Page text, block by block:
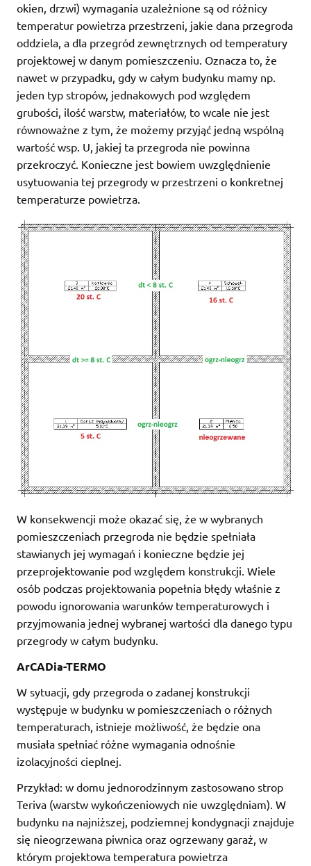
okien, drzwi) wymagania uzależnione są od różnicy
temperatur powietrza przestrzeni, jakie dana przegroda
oddziela, a dla przegród zewnętrznych od temperatury
projektowej w danym pomieszczeniu. Oznacza to, że
nawet w przypadku, gdy w całym budynku mamy np.
jeden typ stropów, jednakowych pod względem
grubości, ilość warstw, materiałów, to wcale nie jest
równoważne z tym, że możemy przyjąć jedną wspólną
wartość wsp. U, jakiej ta przegroda nie powinna
przekroczyć. Konieczne jest bowiem uwzględnienie
usytuowania tej przegrody w przestrzeni o konkretnej
temperaturze powietrza.
W konsekwencji może okazać się, że w wybranych
pomieszczeniach przegroda nie będzie spełniała
stawianych jej wymagań i konieczne będzie jej
przeprojektowanie pod względem konstrukcji. Wiele
osób podczas projektowania popełnia błędy właśnie z
powodu ignorowania warunków temperaturowych i
przyjmowania jednej wybranej wartości dla danego typu
przegrody w całym budynku.
ArCADia-TERMO
W sytuacji, gdy przegroda o zadanej konstrukcji
występuje w budynku w pomieszczeniach o różnych
temperaturach, istnieje możliwość, że będzie ona
musiała spełniać różne wymagania odnośnie
izolacyjności cieplnej.
Przykład: w domu jednorodzinnym zastosowano strop
Teriva (warstw wykończeniowych nie uwzględniam). W
budynku na najniższej, podziemnej kondygnacji znajduje
się nieogrzewana piwnica oraz ogrzewany garaż, w
którym projektowa temperatura powietrza